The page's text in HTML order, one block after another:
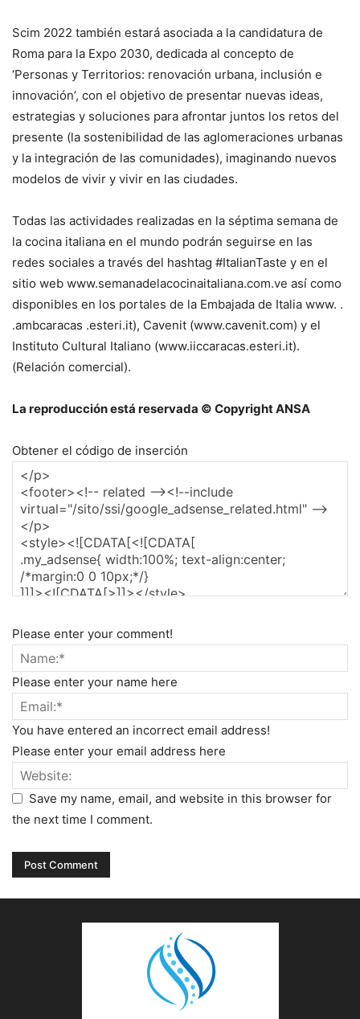
Scim 2022 también estará asociada a la candidatura de
Roma para la Expo 2030, dedicada al concepto de
‘Personas y Territorios: renovación urbana, inclusión e
innovación’, con el objetivo de presentar nuevas ideas,
estrategias y soluciones para afrontar juntos los retos del
presente (la sostenibilidad de las aglomeraciones urbanas
y la integración de las comunidades), imaginando nuevos
modelos de vivir y vivir en las ciudades.
Todas las actividades realizadas en la séptima semana de
la cocina italiana en el mundo podrán seguirse en las
redes sociales a través del hashtag #ItalianTaste y en el
sitio web www.semanadelacocinaitaliana.com.ve así como
disponibles en los portales de la Embajada de Italia www. .
.ambcaracas .esteri.it), Cavenit (www.cavenit.com) y el
Instituto Cultural Italiano (www.iiccaracas.esteri.it).
(Relación comercial).
La reproducción está reservada © Copyright ANSA
Obtener el código de inserción
Please enter your comment!
Please enter your name here
You have entered an incorrect email address!
Please enter your email address here
Save my name, email, and website in this browser for
the next time I comment.